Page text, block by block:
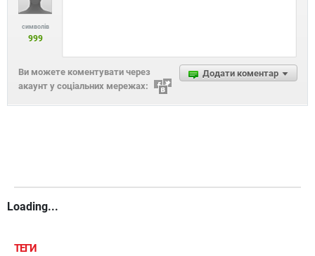
символів
999
Додати коментар
Ви можете коментувати через
акаунт у соціальних мережах:
Loading...
ТЕГИ